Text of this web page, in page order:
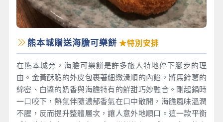
熊本城贈送海膽可樂餅 ★特別安排
在熊本城旁，海膽可樂餅是許多旅人特地停下腳步的理
由。金黃酥脆的外皮包裹著細緻滑順的內餡，將馬鈴薯的
綿密、白醬的奶香與海膽特有的鮮甜巧妙融合。剛起鍋時
一口咬下，熱氣伴隨濃郁香氣在口中散開，海膽風味溫潤
不腥，反而提升整體層次，讓人意外地順口。這一款平衡